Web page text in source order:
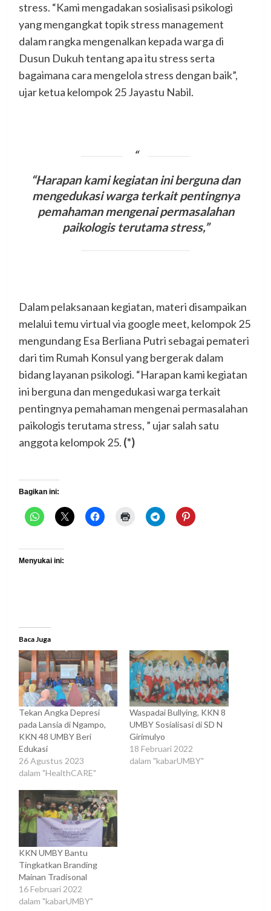
stress. “Kami mengadakan sosialisasi psikologi
yang mengangkat topik stress management
dalam rangka mengenalkan kepada warga di
Dusun Dukuh tentang apa itu stress serta
bagaimana cara mengelola stress dengan baik”,
ujar ketua kelompok 25 Jayastu Nabil.
“Harapan kami kegiatan ini berguna dan
mengedukasi warga terkait pentingnya
pemahaman mengenai permasalahan
paikologis terutama stress,”
Dalam pelaksanaan kegiatan, materi disampaikan
melalui temu virtual via google meet, kelompok 25
mengundang Esa Berliana Putri sebagai pemateri
dari tim Rumah Konsul yang bergerak dalam
bidang layanan psikologi. “Harapan kami kegiatan
ini berguna dan mengedukasi warga terkait
pentingnya pemahaman mengenai permasalahan
paikologis terutama stress, ” ujar salah satu
anggota kelompok 25. (*)
Bagikan ini:
Menyukai ini:
Baca Juga
Tekan Angka Depresi
pada Lansia di Ngampo,
KKN 48 UMBY Beri
Edukasi
26 Agustus 2023
dalam "HealthCARE"
Waspadai Bullying, KKN 8
UMBY Sosialisasi di SD N
Girimulyo
18 Februari 2022
dalam "kabarUMBY"
KKN UMBY Bantu
Tingkatkan Branding
Mainan Tradisonal
16 Februari 2022
dalam "kabarUMBY"